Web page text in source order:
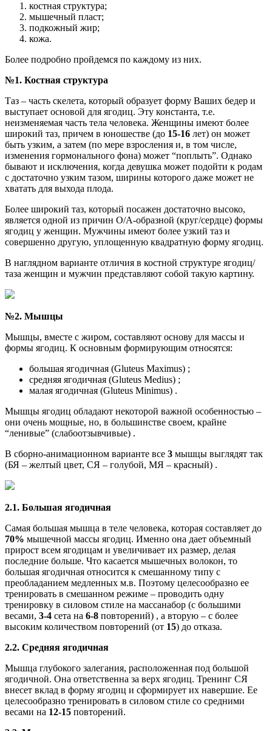
костная структура;
мышечный пласт;
подкожный жир;
кожа.
Более подробно пройдемся по каждому из них.
№1. Костная структура
Таз – часть скелета, который образует форму Ваших бедер и
выступает основой для ягодиц. Эту константа, т.е.
неизменяемая часть тела человека. Женщины имеют более
широкий таз, причем в юношестве (до 15-16 лет) он может
быть узким, а затем (по мере взросления и, в том числе,
изменения гормонального фона) может “поплыть”. Однако
бывают и исключения, когда девушка может подойти к родам
с достаточно узким тазом, ширины которого даже может не
хватать для выхода плода.
Более широкий таз, который посажен достаточно высоко,
является одной из причин O/A-образной (круг/сердце) формы
ягодиц у женщин. Мужчины имеют более узкий таз и
совершенно другую, уплощенную квадратную форму ягодиц.
В наглядном варианте отличия в костной структуре ягодиц/
таза женщин и мужчин представляют собой такую картину.
№2. Мышцы
Мышцы, вместе с жиром, составляют основу для массы и
формы ягодиц. К основным формирующим относятся:
большая ягодичная (Gluteus Maximus) ;
средняя ягодичная (Gluteus Medius) ;
малая ягодичная (Gluteus Minimus) .
Мышцы ягодиц обладают некоторой важной особенностью –
они очень мощные, но, в большинстве своем, крайне
“ленивые” (слабоотзывчивые) .
В сборно-анимационном варианте все 3 мышцы выглядят так
(БЯ – желтый цвет, СЯ – голубой, МЯ – красный) .
2.1. Большая ягодичная
Самая большая мышца в теле человека, которая составляет до
70% мышечной массы ягодиц. Именно она дает объемный
прирост всем ягодицам и увеличивает их размер, делая
последние больше. Что касается мышечных волокон, то
большая ягодичная относится к смешанному типу с
преобладанием медленных м.в. Поэтому целесообразно ее
тренировать в смешанном режиме – проводить одну
тренировку в силовом стиле на массанабор (с большими
весами, 3-4 сета на 6-8 повторений) , а вторую – с более
высоким количеством повторений (от 15) до отказа.
2.2. Средняя ягодичная
Мышца глубокого залегания, расположенная под большой
ягодичной. Она ответственна за верх ягодиц. Тренинг СЯ
внесет вклад в форму ягодиц и сформирует их навершие. Ее
целесообразно тренировать в силовом стиле со средними
весами на 12-15 повторений.